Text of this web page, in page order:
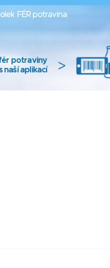
FÉR potravina
potraviny
naší aplikací >